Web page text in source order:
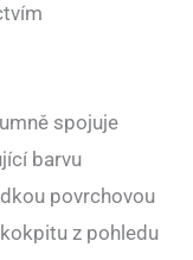
spojuje
barvu
povrchovou
z pohledu